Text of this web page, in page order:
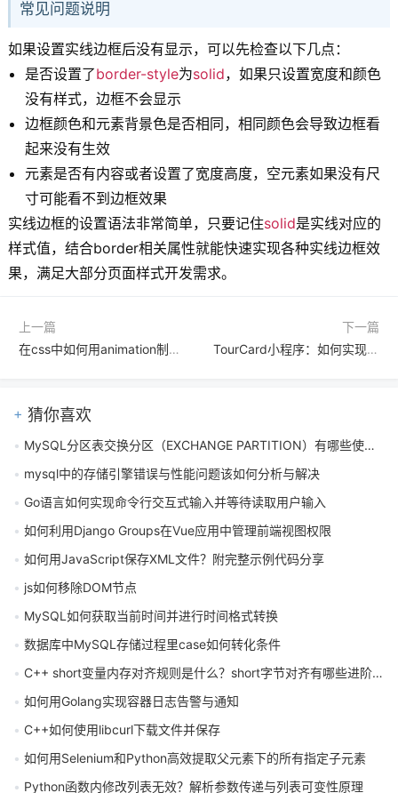
常见问题说明
如果设置实线边框后没有显示，可以先检查以下几点：
是否设置了border-style为solid，如果只设置宽度和颜色
没有样式，边框不会显示
边框颜色和元素背景色是否相同，相同颜色会导致边框看
起来没有生效
元素是否有内容或者设置了宽度高度，空元素如果没有尺
寸可能看不到边框效果
实线边框的设置语法非常简单，只要记住solid是实线对应的
样式值，结合border相关属性就能快速实现各种实线边框效
果，满足大部分页面样式开发需求。
上一篇
在css中如何用animation制作卡片翻转3D效果
下一篇
TourCard小程序：如何实现循环滑动Tab列表？
猜你喜欢
MySQL分区表交换分区（EXCHANGE PARTITION）有哪些使用场景
mysql中的存储引擎错误与性能问题该如何分析与解决
Go语言如何实现命令行交互式输入并等待读取用户输入
如何利用Django Groups在Vue应用中管理前端视图权限
如何用JavaScript保存XML文件？附完整示例代码分享
js如何移除DOM节点
MySQL如何获取当前时间并进行时间格式转换
数据库中MySQL存储过程里case如何转化条件
C++ short变量内存对齐规则是什么？short字节对齐有哪些进阶要点？
如何用Golang实现容器日志告警与通知
C++如何使用libcurl下载文件并保存
如何用Selenium和Python高效提取父元素下的所有指定子元素
Python函数内修改列表无效？解析参数传递与列表可变性原理